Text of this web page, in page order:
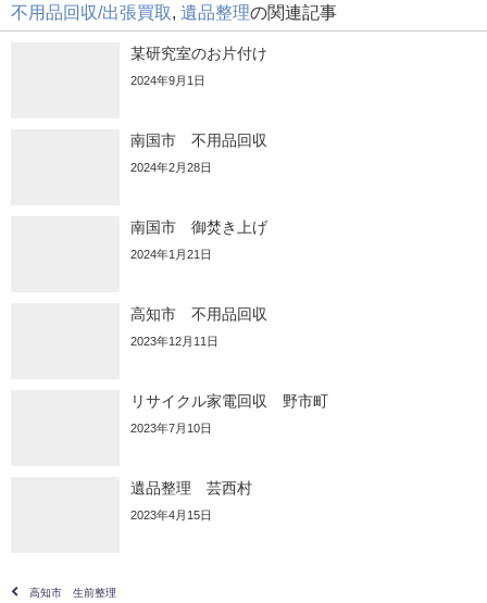
不用品回収/出張買取 遺品整理の関連記事
某研究室のお片付け
2024年9月1日
南国市 不用品回収
2024年2月28日
南国市 御焚き上げ
2024年1月21日
高知市 不用品回収
2023年12月11日
リサイクル家電回収 野市町
2023年7月10日
遺品整理 芸西村
2023年4月15日
高知市 生前整理